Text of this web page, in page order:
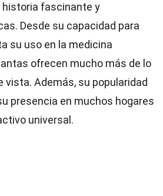
fascinante y
Desde su capacidad para
su uso en la medicina
ofrecen mucho más de lo
vista. Además, su popularidad
presencia en muchos hogares
universal.